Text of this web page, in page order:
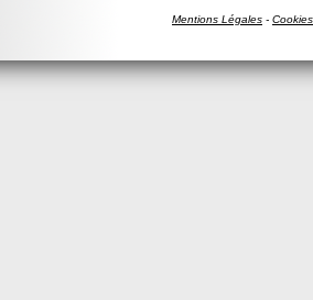
Mentions Légales - Cookies